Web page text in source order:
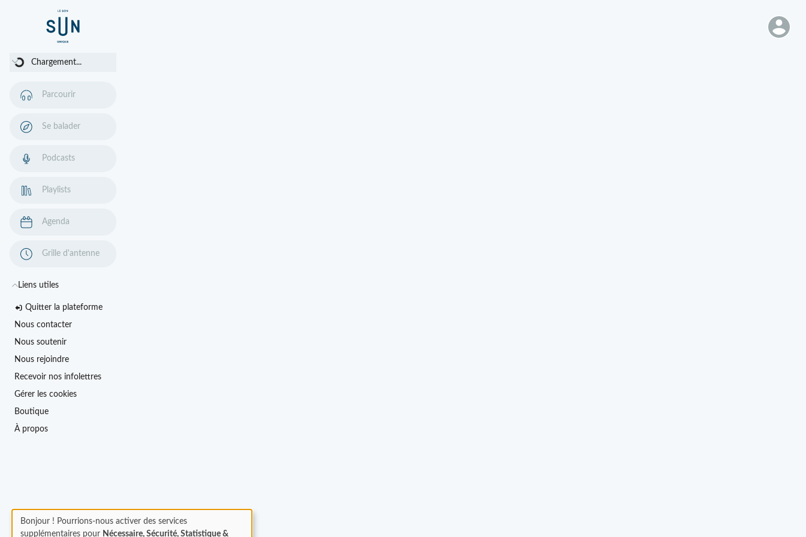
Chargement... Chargement...
Parcourir
Se balader
Podcasts
Playlists
Agenda
Grille d'antenne
Liens utiles
Quitter la plateforme
Nous contacter
Nous soutenir
Nous rejoindre
Recevoir nos infolettres
Gérer les cookies
Boutique
À propos
Bonjour ! Pourrions-nous activer des services
supplémentaires pour Nécessaire, Sécurité, Statistique &